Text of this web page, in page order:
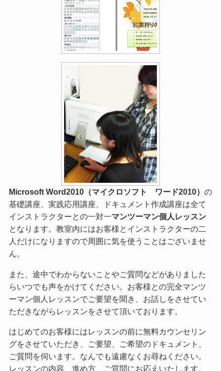
Microsoft Word2010（マイクロソフト ワード2010） の
基礎講座、実践応用講座、ドキュメント作成講座は全て
インストラクターとの一対一マンツーマン個人レッスン
となります。教室内にはお客様とインストラクターの二
人だけになりますので周囲に気を使うことはございませ
ん。
また、途中でわからないことやご質問などがありました
らいつでも声をかけてください。お客様との完全マンツ
ーマン個人レッスンでご要望を聞き、お話しをさせてい
ただきながらレッスンをさせて頂いております。
はじめてのお客様にはレッスンの前に無料カウンセリン
グをさせていただき、ご要望、ご希望のドキュメント、
ご質問を伺います。なんでも遠慮なくお尋ねください。
レッスンの内容、進め方、ご質問にお応えいたします。